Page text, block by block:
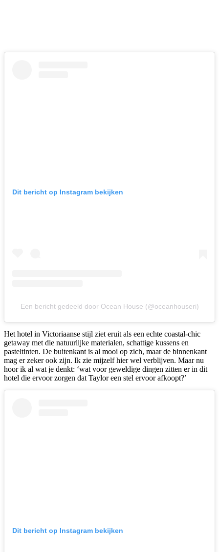
Dit bericht op Instagram bekijken
Een bericht gedeeld door Ocean House (@oceanhouseri)
Het hotel in Victoriaanse stijl ziet eruit als een echte coastal-chic
getaway met die natuurlijke materialen, schattige kussens en
pasteltinten. De buitenkant is al mooi op zich, maar de binnenkant
mag er zeker ook zijn. Ik zie mijzelf hier wel verblijven. Maar nu
hoor ik al wat je denkt: ‘wat voor geweldige dingen zitten er in dit
hotel die ervoor zorgen dat Taylor een stel ervoor afkoopt?’
Dit bericht op Instagram bekijken